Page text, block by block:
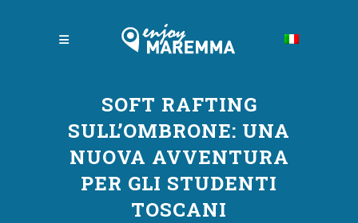
SOFT RAFTING
SULL’OMBRONE: UNA
NUOVA AVVENTURA
PER GLI STUDENTI
TOSCANI